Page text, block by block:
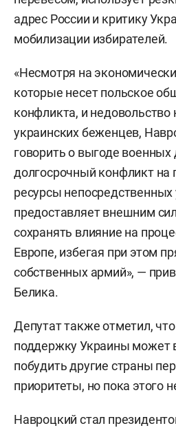
адрес России и критику
мобилизации избирателей.
«Несмотря на
которые несет польское
конфликта, и недовольство
украинских беженцев,
говорить о выгоде военных
долгосрочный конфликт на
ресурсы непосредственных
предоставляет внешним
сохранять влияние на
Европе, избегая при этом
собственных армий», —
Белика.
Депутат также отметил, что
поддержку Украины может
побудить другие страны
приоритеты, но пока этого
Навроцкий стал